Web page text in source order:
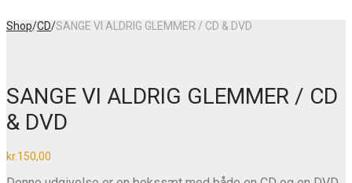
Shop/CD/SANGE VI ALDRIG GLEMMER / CD & DVD
SANGE VI ALDRIG GLEMMER / CD
& DVD
kr.150,00